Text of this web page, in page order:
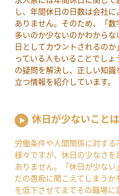
し、年間休日の日数は会社
ありません。そのため、「
多いのか少ないのかわから
日としてカウントされるの
っている人もいることでし
の疑問を解決し、正しい知
立つ情報を紹介しています。
休日が少ないこと
労働条件や人間関係に対す
様々ですが、休日の少なさを
ありません。「休日が少な
だの愚痴に聞こえてしまう
を低下させてまでその職場